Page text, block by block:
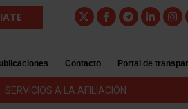
Contacto Portal de
SERVICIOS A LA AFILIACIÓN